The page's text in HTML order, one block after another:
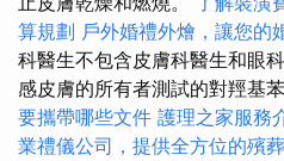
算規劃 戶外婚禮外燴，讓您的
科醫生不包含皮膚科醫生和眼
感皮膚的所有者測試的對羥基
要攜帶哪些文件 護理之家服務
業禮儀公司，提供全方位的殯